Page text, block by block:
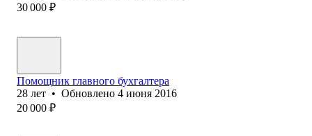
30 000 ₽
Помощник главного бухгалтера
28 лет • Обновлено 4 июня 2016
20 000 ₽